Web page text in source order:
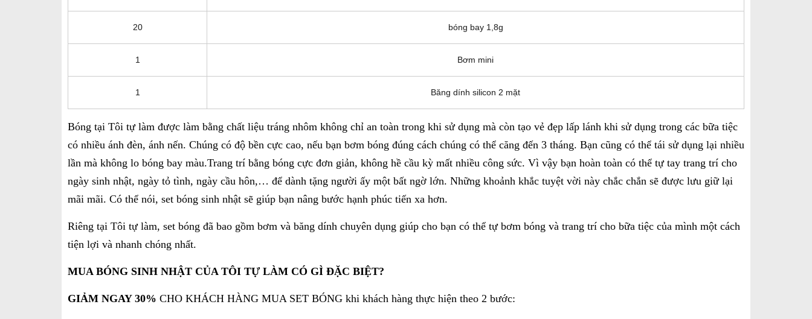
20 bóng bay 1,8g
1 Bơm mini
1 Băng dính silicon 2 mặt
Bóng tại Tôi tự làm được làm bằng chất liệu tráng nhôm không chỉ an toàn trong khi sử dụng mà còn tạo vẻ đẹp lấp lánh khi sử dụng trong các bữa tiệc
có nhiều ánh đèn, ánh nến. Chúng có độ bền cực cao, nếu bạn bơm bóng đúng cách chúng có thể căng đến 3 tháng. Bạn cũng có thể tái sử dụng lại nhiều
lần mà không lo bóng bay màu.Trang trí bằng bóng cực đơn giản, không hề cầu kỳ mất nhiều công sức. Vì vậy bạn hoàn toàn có thể tự tay trang trí cho
ngày sinh nhật, ngày tỏ tình, ngày cầu hôn,… để dành tặng người ấy một bất ngờ lớn. Những khoảnh khắc tuyệt vời này chắc chắn sẽ được lưu giữ lại
mãi mãi. Có thể nói, set bóng sinh nhật sẽ giúp bạn nâng bước hạnh phúc tiến xa hơn.
Riêng tại Tôi tự làm, set bóng đã bao gồm bơm và băng dính chuyên dụng giúp cho bạn có thể tự bơm bóng và trang trí cho bữa tiệc của mình một cách
tiện lợi và nhanh chóng nhất.
MUA BÓNG SINH NHẬT CỦA TÔI TỰ LÀM CÓ GÌ ĐẶC BIỆT?
GIẢM NGAY 30% CHO KHÁCH HÀNG MUA SET BÓNG khi khách hàng thực hiện theo 2 bước: